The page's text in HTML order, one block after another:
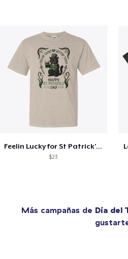
Feelin Lucky for St Patrick's Day
$23
Más campañas de Día del